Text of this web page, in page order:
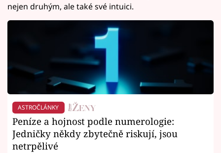
nejen druhým, ale také své intuici.
ASTROČLÁNKY
Peníze a hojnost podle numerologie:
Jedničky někdy zbytečně riskují, jsou
netrpělivé